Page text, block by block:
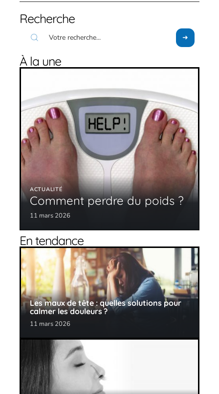
Recherche
À la une
ACTUALITÉ
Comment perdre du poids ?
11 mars 2026
En tendance
Les maux de tête : quelles solutions pour
calmer les douleurs ?
11 mars 2026